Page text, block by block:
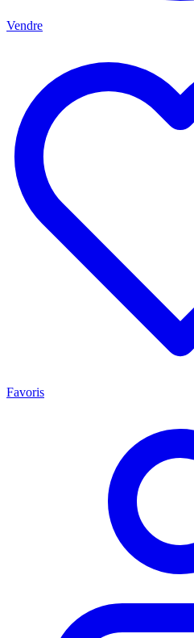
Vendre
Favoris